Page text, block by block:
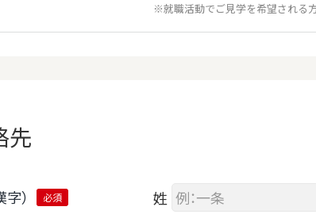
※就職活動でご見学を希望される
先
） 必須 姓